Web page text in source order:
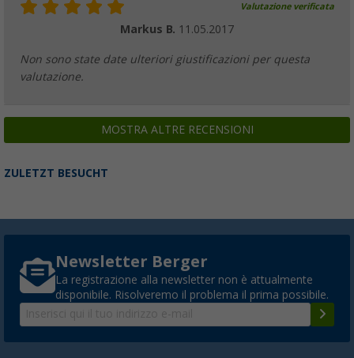
Valutazione verificata
Markus B. 11.05.2017
Non sono state date ulteriori giustificazioni per questa
valutazione.
MOSTRA ALTRE RECENSIONI
ZULETZT BESUCHT
Newsletter Berger
La registrazione alla newsletter non è attualmente
disponibile. Risolveremo il problema il prima possibile.